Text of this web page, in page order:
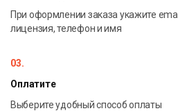
При оформлении заказа укажите
лицензия, телефон и имя
03.
Оплатите
Выберите удобный способ оплаты